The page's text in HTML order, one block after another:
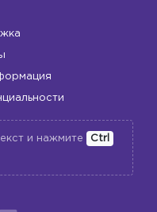
и нажмите
Ctrl